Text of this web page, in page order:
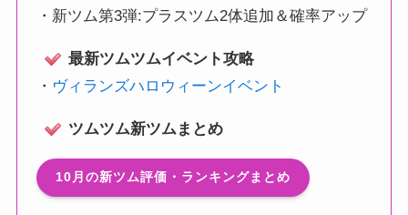
・ 新ツム第3弾:プラスツム2体追加＆確率アップ
最新ツムツムイベント攻略
・ ヴィランズハロウィーンイベント
ツムツム新ツムまとめ
10月の新ツム評価・ランキングまとめ